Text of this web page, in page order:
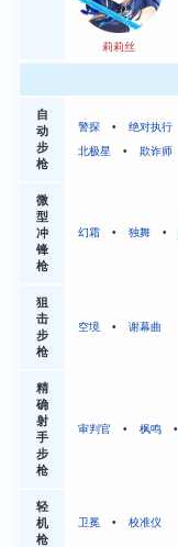
莉莉丝
自
动
步
枪
警探 • 绝对执行
北极星
• 欺诈师
微
型
冲
锋
枪
幻霜 • 独舞 •
狙
击
步
枪
空境 • 谢幕曲
精
确
射
手
步
枪
审判官 • 枫鸣 •
轻
机
枪
卫冕 • 校准仪